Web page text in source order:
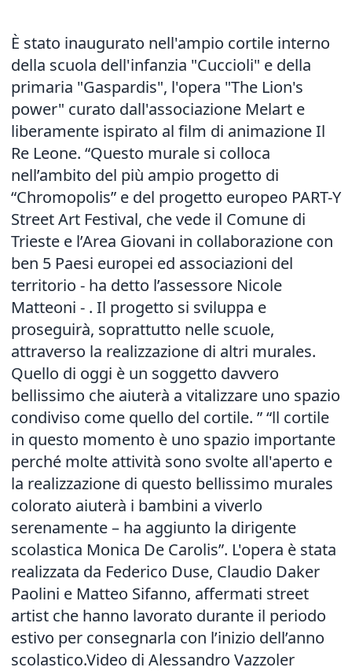
È stato inaugurato nell'ampio cortile interno
della scuola dell'infanzia "Cuccioli" e della
primaria "Gaspardis", l'opera "The Lion's
power" curato dall'associazione Melart e
liberamente ispirato al film di animazione Il
Re Leone. “Questo murale si colloca
nell’ambito del più ampio progetto di
“Chromopolis” e del progetto europeo PART-Y
Street Art Festival, che vede il Comune di
Trieste e l’Area Giovani in collaborazione con
ben 5 Paesi europei ed associazioni del
territorio - ha detto l’assessore Nicole
Matteoni - . Il progetto si sviluppa e
proseguirà, soprattutto nelle scuole,
attraverso la realizzazione di altri murales.
Quello di oggi è un soggetto davvero
bellissimo che aiuterà a vitalizzare uno spazio
condiviso come quello del cortile. ” “ll cortile
in questo momento è uno spazio importante
perché molte attività sono svolte all'aperto e
la realizzazione di questo bellissimo murales
colorato aiuterà i bambini a viverlo
serenamente – ha aggiunto la dirigente
scolastica Monica De Carolis”. L'opera è stata
realizzata da Federico Duse, Claudio Daker
Paolini e Matteo Sifanno, affermati street
artist che hanno lavorato durante il periodo
estivo per consegnarla con l’inizio dell’anno
scolastico.Video di Alessandro Vazzoler